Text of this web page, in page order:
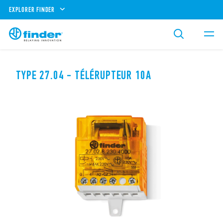
EXPLORER FINDER
TYPE 27.04 - TÉLÉRUPTEUR 10A